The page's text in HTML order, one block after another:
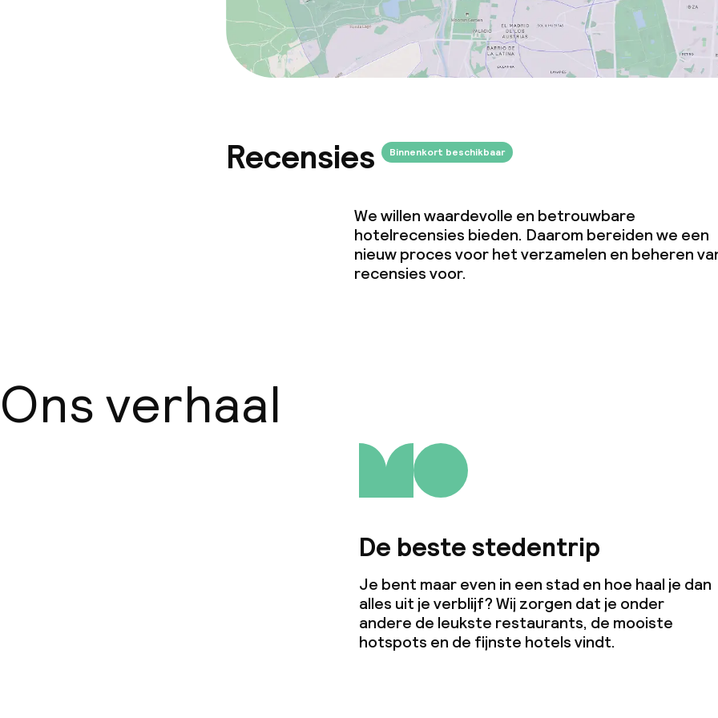
Recensies Binnenkort beschikbaar
We willen waardevolle en betrouwbare
hotelrecensies bieden. Daarom bereiden we een
nieuw proces voor het verzamelen en beheren
recensies voor.
Ons verhaal
De beste stedentrip
Je bent maar even in een stad en hoe haal je dan
alles uit je verblijf? Wij zorgen dat je onder
andere de leukste restaurants, de mooiste
hotspots en de fijnste hotels vindt.